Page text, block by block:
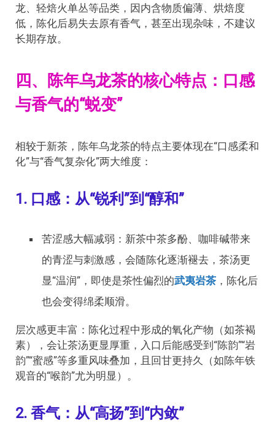
龙、轻焙火单丛等品类，因内含物质偏薄、烘焙度
低，陈化后易失去原有香气，甚至出现杂味，不建议
长期存放。
四、陈年乌龙茶的核心特点：口感
与香气的“蜕变”
相较于新茶，陈年乌龙茶的特点主要体现在“口感柔和
化”与“香气复杂化”两大维度：
1. 口感：从“锐利”到“醇和”
苦涩感大幅减弱：新茶中茶多酚、咖啡碱带来
的青涩与刺激感，会随陈化逐渐褪去，茶汤更
显“温润”，即使是茶性偏烈的武夷岩茶 ，陈化后
也会变得绵柔顺滑。
层次感更丰富：陈化过程中形成的氧化产物（如茶褐
素），会让茶汤更显厚重，入口后能感受到“陈韵”“岩
韵”“蜜感”等多重风味叠加，且回甘更持久（如陈年铁
观音的“喉韵”尤为明显）。
2. 香气：从“高扬”到“内敛”